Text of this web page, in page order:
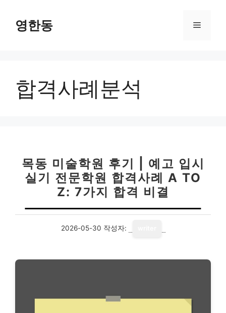
영한동 메
합격사례분석
목동 미술학원 후기 | 예고 입시
실기 전문학원 합격사례 A TO
Z: 7가지 합격 비결
2026-05-30 작성자: